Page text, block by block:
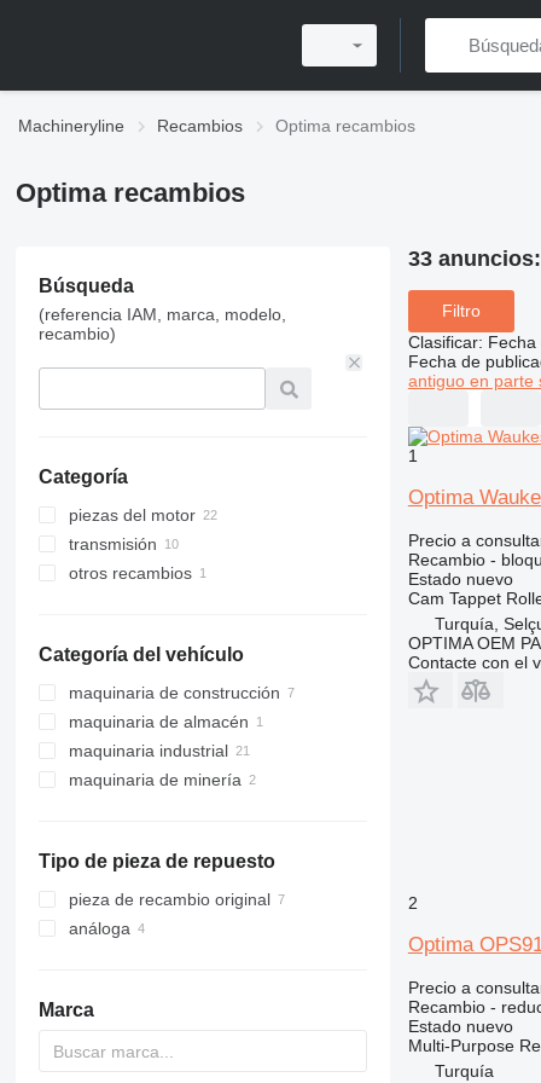
Machineryline Recambios Optima recambios
Optima recambios
Búsqueda
(referencia IAM, marca, modelo,
recambio)
Categoría
piezas del motor
pistones
cigüeñales
culatas
bielas
cojinetes de biela
otras piezas del motor
transmisión
reductores
tomas de fuerza
otras piezas de transmisión
otros recambios
Categoría del vehículo
maquinaria de construcción
maquinaria para hormigón
bombas de hormigón
maquinaria de perforación
máquinas perforadoras
maquinaria de construcción de
maquinaria de almacén
equipos de almacén
maquinaria industrial
generadores eléctricos
maquinaria de minería
Tipo de pieza de repuesto
pieza de recambio original
análoga
Marca
33 anuncios:
Filtro
Clasificar: Fecha
Fecha de
antiguo en parte
1
Optima
Precio a
Recambio -
Estadonuevo
Cam Tappet
Turquía,
OPTIMA OEM
Contacte con el
2
Optima
Precio a
Recambio -
Estadonuevo
Multi-Purpose
Turquía